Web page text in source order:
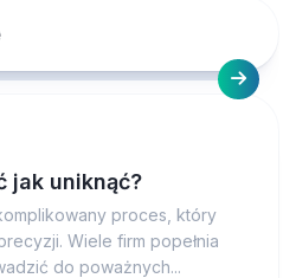
jak uniknąć?
proces, który
Wiele firm popełnia
do poważnych...